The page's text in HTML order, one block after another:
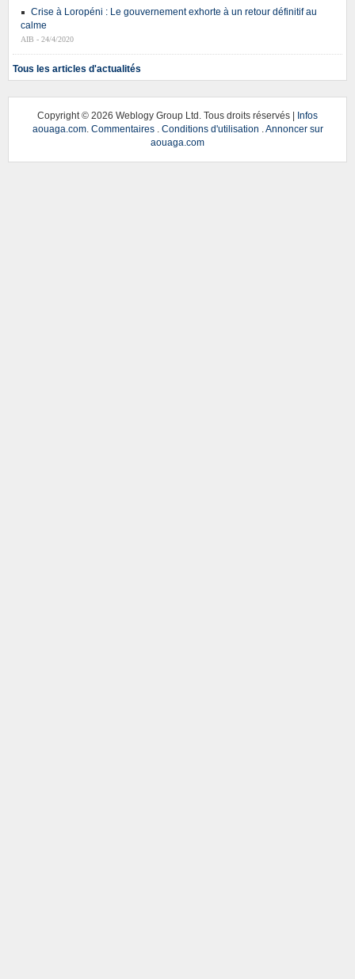
Crise à Loropéni : Le gouvernement exhorte à un retour définitif au
calme
AIB - 24/4/2020
Tous les articles d'actualités
Copyright © 2026 Weblogy Group Ltd. Tous droits réservés | Infos
aouaga.com. Commentaires. Conditions d'utilisation
Annoncer sur
aouaga.com